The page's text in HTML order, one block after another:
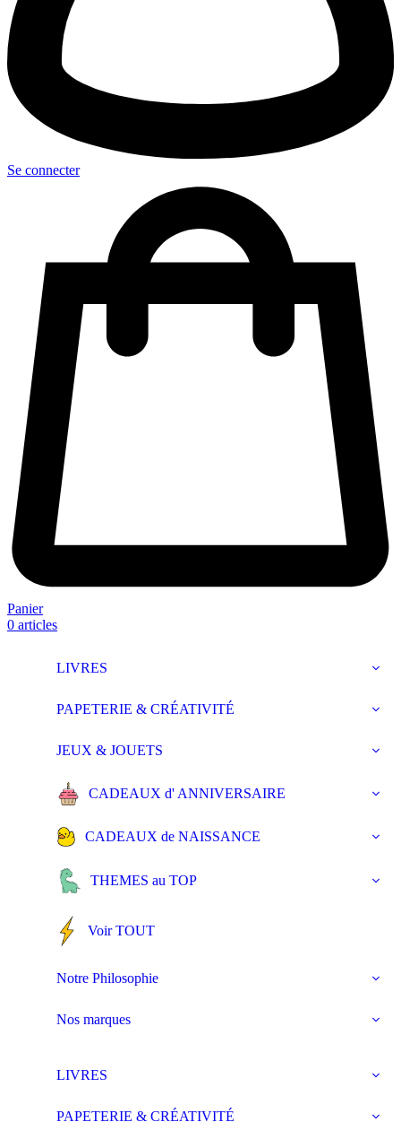
Se connecter
Panier
0 articles
LIVRES
PAPETERIE & CRÉATIVITÉ
JEUX & JOUETS
CADEAUX d' ANNIVERSAIRE
CADEAUX de NAISSANCE
THEMES au TOP
Voir TOUT
Notre Philosophie
Nos marques
LIVRES
PAPETERIE & CRÉATIVITÉ